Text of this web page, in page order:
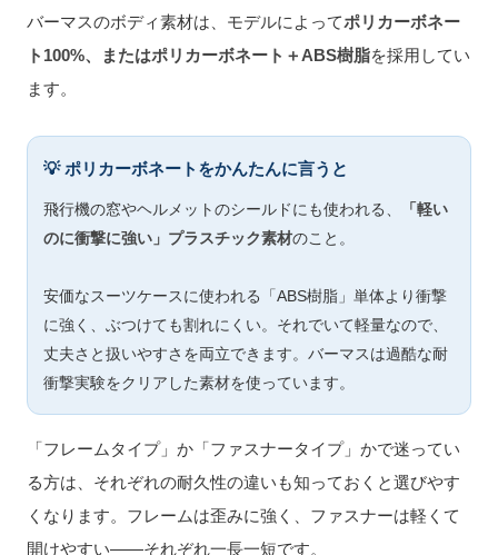
バーマスのボディ素材は、モデルによってポリカーボネー
ト100%、またはポリカーボネート＋ABS樹脂を採用してい
ます。
💡 ポリカーボネートをかんたんに言うと
飛行機の窓やヘルメットのシールドにも使われる、
「軽い
のに衝撃に強い」プラスチック素材のこと。
安価なスーツケースに使われる「ABS樹脂」単体より衝撃
に強く、ぶつけても割れにくい。それでいて軽量なので、
丈夫さと扱いやすさを両立できます。バーマスは過酷な耐
衝撃実験をクリアした素材を使っています。
「フレームタイプ」か「ファスナータイプ」かで迷ってい
る方は、それぞれの耐久性の違いも知っておくと選びやす
くなります。フレームは歪みに強く、ファスナーは軽くて
開けやすい——それぞれ一長一短です。